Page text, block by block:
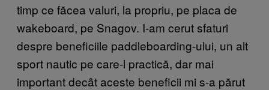
timp ce făcea valuri, la propriu, pe placa de
wakeboard, pe Snagov. I-am cerut sfaturi
despre beneficiile paddleboarding-ului, un alt
sport nautic pe care-l practică, dar mai
important decât aceste beneficii mi s-a părut